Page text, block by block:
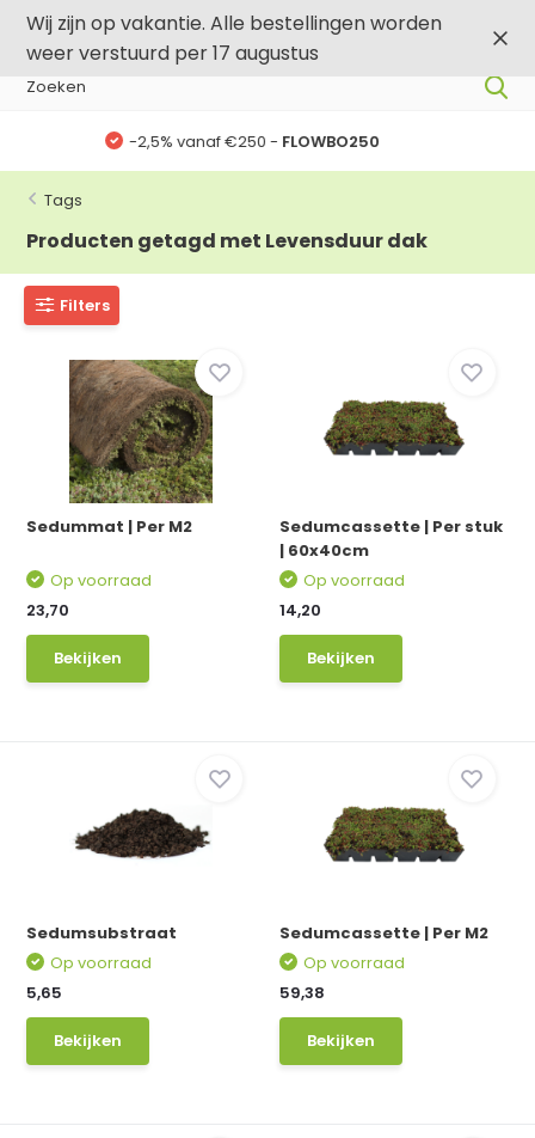
Wij zijn op vakantie. Alle bestellingen worden
weer verstuurd per 17 augustus
-,5% vanaf €500 -FLOWBO500
Tags
Producten getagd met Levensduur dak
Filters
Sedummat | Per M2
Op voorraad
23,70
Bekijken
Sedumcassette | Per stuk
| 60x40cm
Op voorraad
14,20
Bekijken
Sedumsubstraat
Op voorraad
5,65
Bekijken
Sedumcassette | Per M2
Op voorraad
59,38
Bekijken